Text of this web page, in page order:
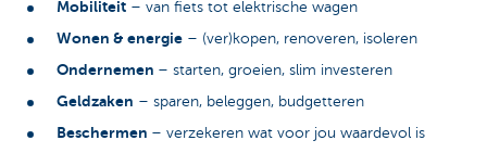
Mobiliteit – van fiets tot elektrische wagen
Wonen & energie – (ver)kopen, renoveren, isoleren
Ondernemen – starten, groeien, slim investeren
Geldzaken – sparen, beleggen, budgetteren
Beschermen – verzekeren wat voor jou waardevol is